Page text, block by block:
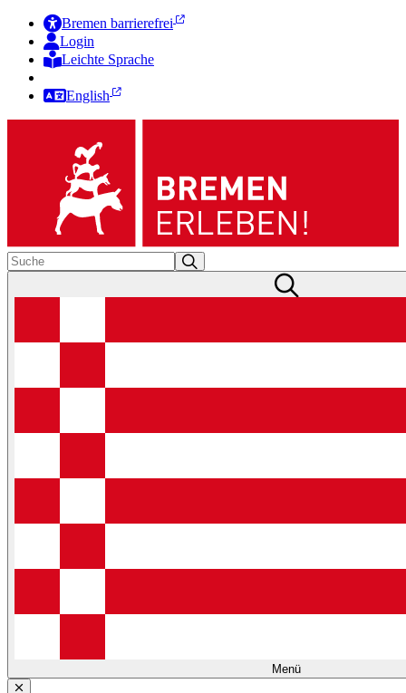
Bremen barrierefrei
Login
Leichte Sprache
English
Menü